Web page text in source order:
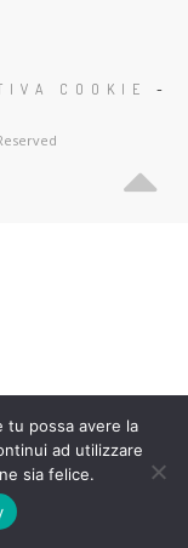
COOKIE
-
tu possa avere la
ad utilizzare
sia felice.